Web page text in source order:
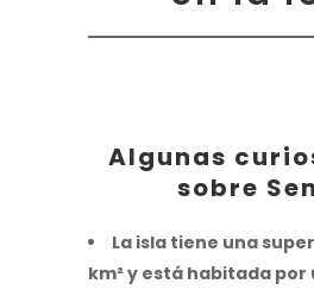
Algunas
sobre
La isla tiene una
km² y está habitada por